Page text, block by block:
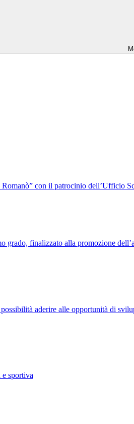
con il patrocinio dell’Ufficio
grado, finalizzato alla promozione
aderire alle opportunità di
sportiva